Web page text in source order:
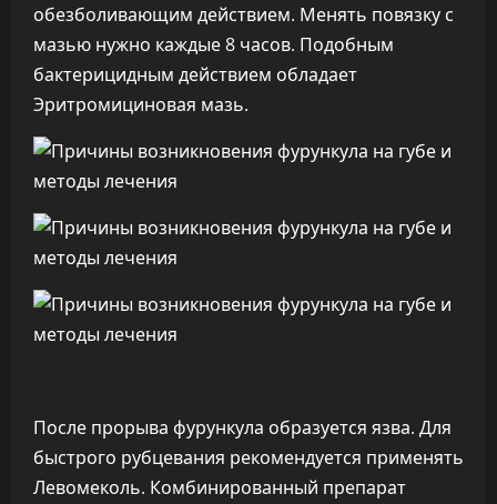
обезболивающим действием. Менять повязку с
мазью нужно каждые 8 часов. Подобным
бактерицидным действием обладает
Эритромициновая мазь.
После прорыва фурункула образуется язва. Для
быстрого рубцевания рекомендуется применять
Левомеколь. Комбинированный препарат